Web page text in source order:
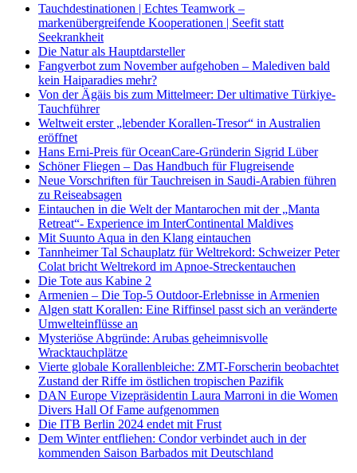
Tauchdestinationen | Echtes Teamwork –
markenübergreifende Kooperationen | Seefit statt
Seekrankheit
Die Natur als Hauptdarsteller
Fangverbot zum November aufgehoben – Malediven bald
kein Haiparadies mehr?
Von der Ägäis bis zum Mittelmeer: Der ultimative Türkiye-
Tauchführer
Weltweit erster „lebender Korallen-Tresor“ in Australien
eröffnet
Hans Erni-Preis für OceanCare-Gründerin Sigrid Lüber
Schöner Fliegen – Das Handbuch für Flugreisende
Neue Vorschriften für Tauchreisen in Saudi-Arabien führen
zu Reiseabsagen
Eintauchen in die Welt der Mantarochen mit der „Manta
Retreat“- Experience im InterContinental Maldives
Mit Suunto Aqua in den Klang eintauchen
Tannheimer Tal Schauplatz für Weltrekord: Schweizer Peter
Colat bricht Weltrekord im Apnoe-Streckentauchen
Die Tote aus Kabine 2
Armenien – Die Top-5 Outdoor-Erlebnisse in Armenien
Algen statt Korallen: Eine Riffinsel passt sich an veränderte
Umwelteinflüsse an
Mysteriöse Abgründe: Arubas geheimnisvolle
Wracktauchplätze
Vierte globale Korallenbleiche: ZMT-Forscherin beobachtet
Zustand der Riffe im östlichen tropischen Pazifik
DAN Europe Vizepräsidentin Laura Marroni in die Women
Divers Hall Of Fame aufgenommen
Die ITB Berlin 2024 endet mit Frust
Dem Winter entfliehen: Condor verbindet auch in der
kommenden Saison Barbados mit Deutschland